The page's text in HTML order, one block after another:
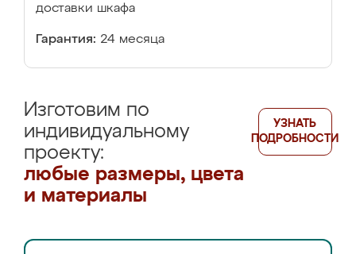
доставки шкафа
Гарантия: 24 месяца
Изготовим по
индивидуальному
проекту:
любые размеры, цвета
и материалы
УЗНАТЬ
ПОДРОБНОСТИ